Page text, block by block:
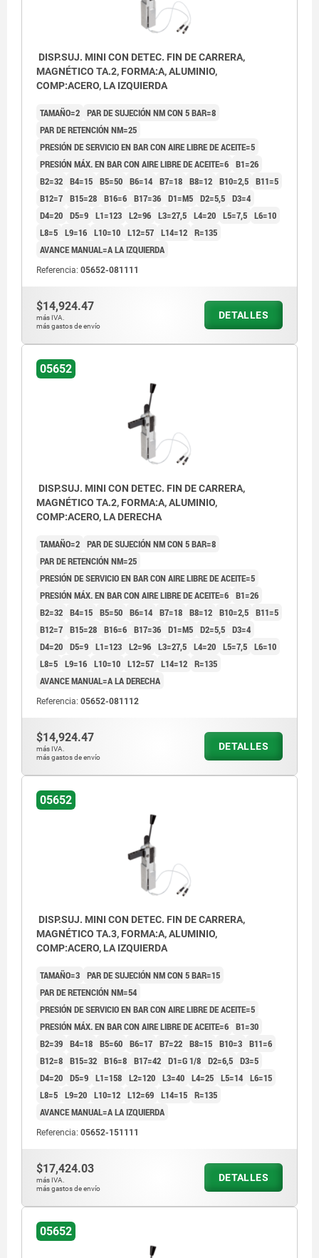
DISP.SUJ. MINI CON DETEC. FIN DE CARRERA,
MAGNÉTICO TA.2, FORMA:A, ALUMINIO,
COMP:ACERO, LA IZQUIERDA
TAMAÑO=2 PAR DE SUJECIÓN NM CON 5 BAR=8
PAR DE RETENCIÓN NM=25
PRESIÓN DE SERVICIO EN BAR CON AIRE LIBRE DE ACEITE=5
PRESIÓN MÁX. EN BAR CON AIRE LIBRE DE ACEITE=6 B1=26
B2=32 B4=15 B5=50 B6=14 B7=18 B8=12 B10=2,5 B11=5
B12=7 B15=28 B16=6 B17=36 D1=M5 D2=5,5 D3=4
D4=20 D5=9 L1=123 L2=96 L3=27,5 L4=20 L5=7,5 L6=10
L8=5 L9=16 L10=10 L12=57 L14=12 R=135
AVANCE MANUAL=A LA IZQUIERDA
Referencia: 05652-081111
$14,924.47
más IVA.
más gastos de envío
DETALLES
05652
DISP.SUJ. MINI CON DETEC. FIN DE CARRERA,
MAGNÉTICO TA.2, FORMA:A, ALUMINIO,
COMP:ACERO, LA DERECHA
TAMAÑO=2 PAR DE SUJECIÓN NM CON 5 BAR=8
PAR DE RETENCIÓN NM=25
PRESIÓN DE SERVICIO EN BAR CON AIRE LIBRE DE ACEITE=5
PRESIÓN MÁX. EN BAR CON AIRE LIBRE DE ACEITE=6 B1=26
B2=32 B4=15 B5=50 B6=14 B7=18 B8=12 B10=2,5 B11=5
B12=7 B15=28 B16=6 B17=36 D1=M5 D2=5,5 D3=4
D4=20 D5=9 L1=123 L2=96 L3=27,5 L4=20 L5=7,5 L6=10
L8=5 L9=16 L10=10 L12=57 L14=12 R=135
AVANCE MANUAL=A LA DERECHA
Referencia: 05652-081112
$14,924.47
más IVA.
más gastos de envío
DETALLES
05652
DISP.SUJ. MINI CON DETEC. FIN DE CARRERA,
MAGNÉTICO TA.3, FORMA:A, ALUMINIO,
COMP:ACERO, LA IZQUIERDA
TAMAÑO=3 PAR DE SUJECIÓN NM CON 5 BAR=15
PAR DE RETENCIÓN NM=54
PRESIÓN DE SERVICIO EN BAR CON AIRE LIBRE DE ACEITE=5
PRESIÓN MÁX. EN BAR CON AIRE LIBRE DE ACEITE=6 B1=30
B2=39 B4=18 B5=60 B6=17 B7=22 B8=15 B10=3 B11=6
B12=8 B15=32 B16=8 B17=42 D1=G 1/8 D2=6,5 D3=5
D4=20 D5=9 L1=158 L2=120 L3=40 L4=25 L5=14 L6=15
L8=5 L9=20 L10=12 L12=69 L14=15 R=135
AVANCE MANUAL=A LA IZQUIERDA
Referencia: 05652-151111
$17,424.03
más IVA.
más gastos de envío
DETALLES
05652